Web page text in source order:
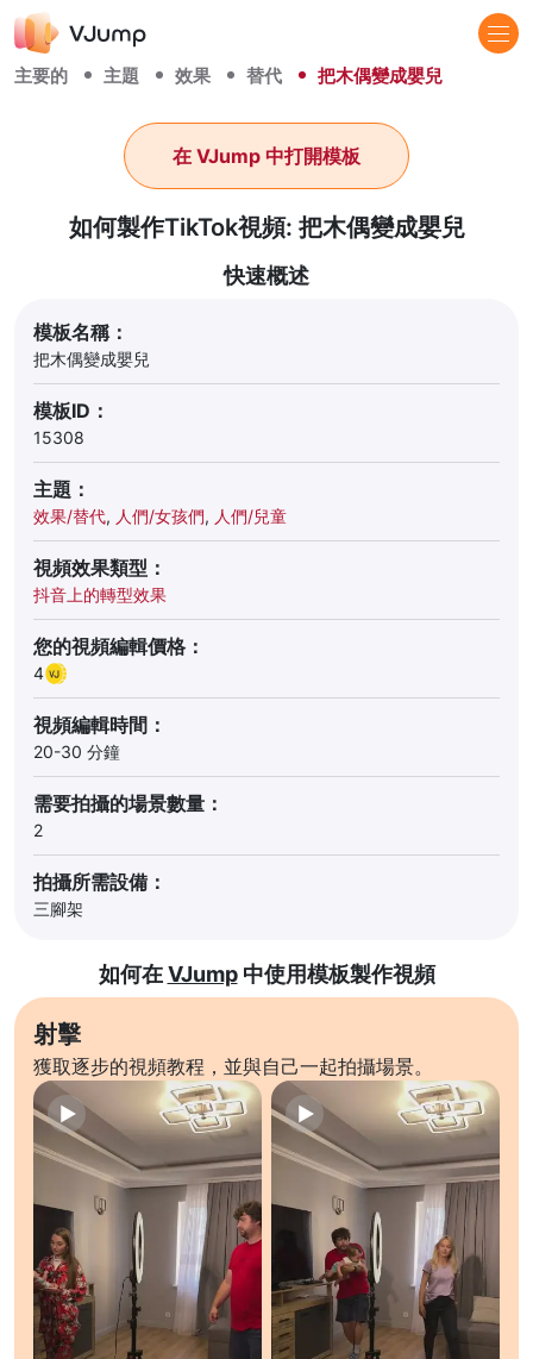
主要的 主題 效果 替代 把木偶變成嬰兒
如何製作TikTok視頻: 把木偶變成嬰兒
在 VJump 中打開模板
快速概述
模板名稱：
把木偶變成嬰兒
模板ID：
15308
主題：
效果/替代, 人們/女孩們, 人們/兒童
視頻效果類型：
抖音上的轉型效果
您的視頻編輯價格：
4
視頻編輯時間：
20-30 分鐘
需要拍攝的場景數量：
2
拍攝所需設備：
三腳架
如何在VJump中使用模板製作視頻
射擊
獲取逐步的視頻教程，並與自己一起拍攝場景。